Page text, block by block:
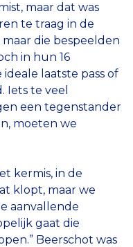
maar dat was
te traag in de
die bespeelden
in hun 16
laatste pass of
Iets te veel
een tegenstander
moeten we
kermis, in de
klopt, maar we
aanvallende
gaat die
Beerschot was